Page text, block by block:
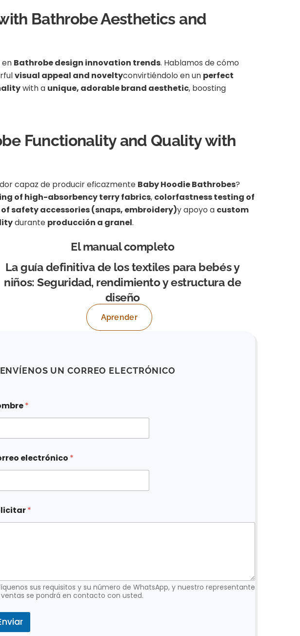
Bathrobe Aesthetics and
Bathrobe design innovation trends. Hablamos de cómo
visual appeal and noveltyconvirtiéndolo en un perfect
with a unique, adorable brand aesthetic, boosting
Functionality and Quality with
capaz de producir eficazmente Baby Hoodie Bathrobes?
of high-absorbency terry fabrics, colorfastness testing of
safety accessories (snaps, embroidery)y apoyo a custom
durante producción a granel.
El manual completo
La guía definitiva de los textiles para bebés y
niños: Seguridad, rendimiento y estructura de
diseño
Aprender
ENVÍENOS UN CORREO ELECTRÓNICO
*
electrónico *
*
sus requisitos y su número de WhatsApp, y nuestro representante
se pondrá en contacto con usted.